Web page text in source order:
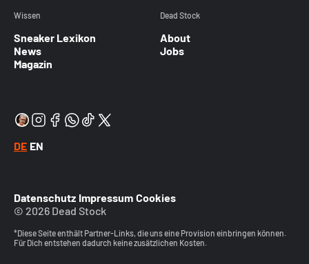
Wissen
Sneaker Lexikon
News
Magazin
Dead Stock
About
Jobs
DE EN
Datenschutz Impressum Cookies
© 2026 Dead Stock
*Diese Seite enthält Partner-Links, die uns eine Provision einbringen können.
Für Dich entstehen dadurch keine zusätzlichen Kosten.